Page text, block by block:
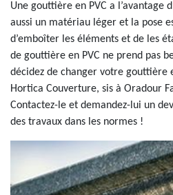
Une gouttière en PVC a l’avantage
aussi un matériau léger et la pose
d’emboîter les éléments et de les
de gouttière en PVC ne prend pas
décidez de changer votre gouttière
Hortica Couverture, sis à Oradour
Contactez-le et demandez-lui un
des travaux dans les normes !